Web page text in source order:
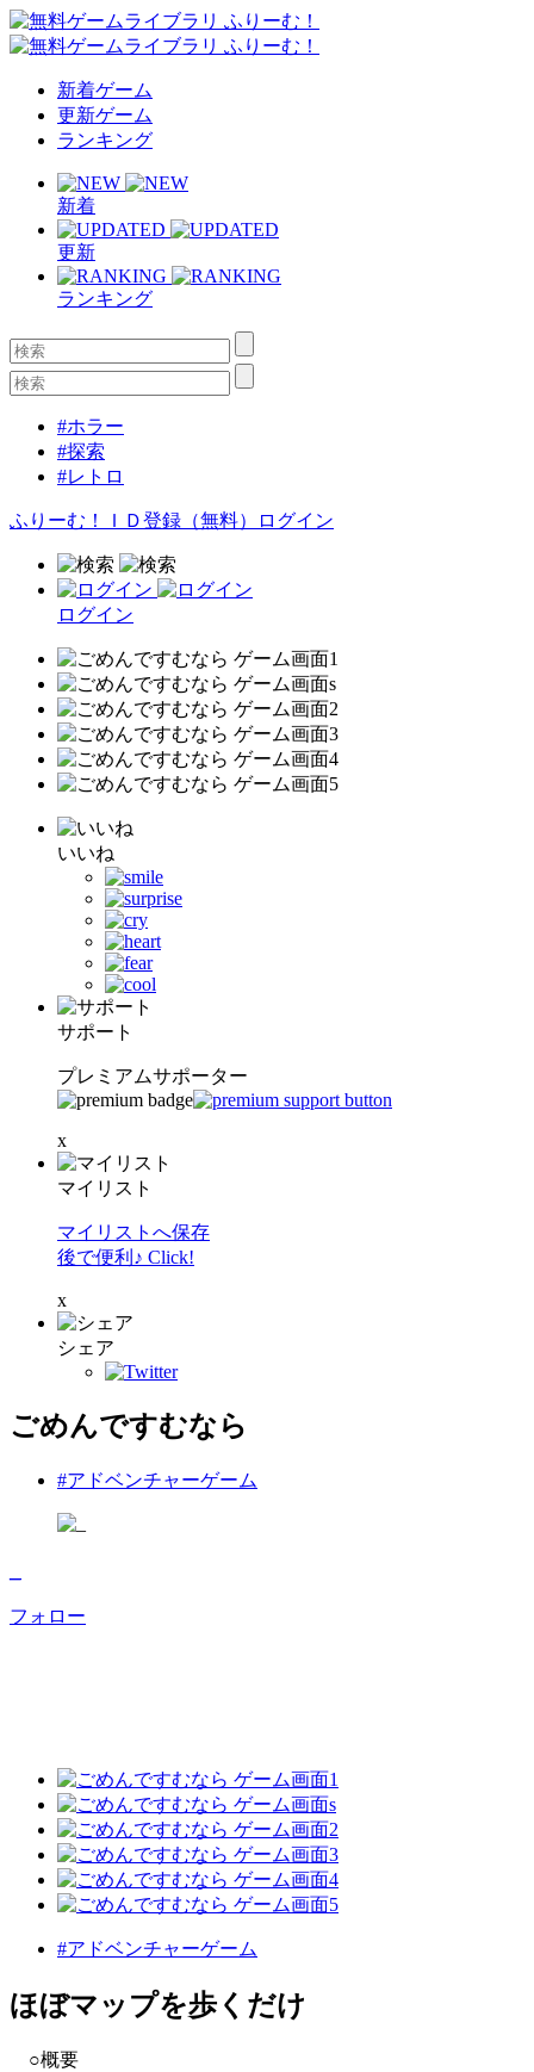
新着ゲーム
更新ゲーム
ランキング
新着
更新
ランキング
#ホラー
#探索
#レトロ
ふりーむ！ＩＤ登録（無料） ログイン
ログイン
いいね
サポート
プレミアムサポーター
x
マイリスト
マイリストへ保存
後で便利♪ Click!
x
シェア
ごめんですむなら
#アドベンチャーゲーム
フォロー
#アドベンチャーゲーム
ほぼマップを歩くだけ
○概要